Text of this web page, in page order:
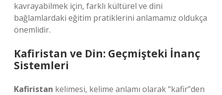
kavrayabilmek için, farklı kültürel ve dini
bağlamlardaki eğitim pratiklerini anlamamız oldukça
önemlidir.
Kafiristan ve Din: Geçmişteki İnanç
Sistemleri
Kafiristan kelimesi, kelime anlamı olarak “kafir”den